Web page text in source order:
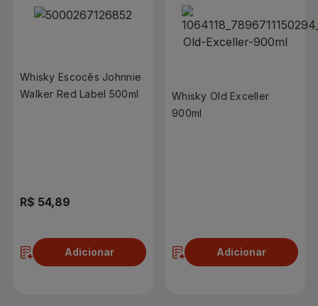
Whisky Escocês Johnnie
Walker Red Label 500ml
R$ 54,89
Adicionar
Whisky Old Exceller
900ml
Adicionar